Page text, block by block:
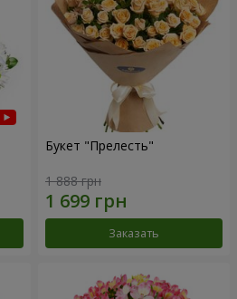
Букет "Прелесть"
1 888 грн
Заказать